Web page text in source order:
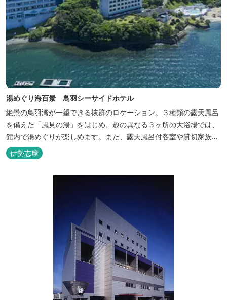
湯めぐり海百景 鳥羽シーサイドホテル
絶景の鳥羽湾が一望できる抜群のロケーション。３種類の露天風呂
を備えた「風見の湯」をはじめ、趣の異なる３ヶ所の大浴場では、
館内で湯めぐりが楽しめます。また、露天風呂付客室や貸切家族風
呂（有料）、足湯に湯上がり処などもございますので、湯浴みの一
日をお過ごしいただけます。 お料理についても、「詩季バイキン
伊勢志摩